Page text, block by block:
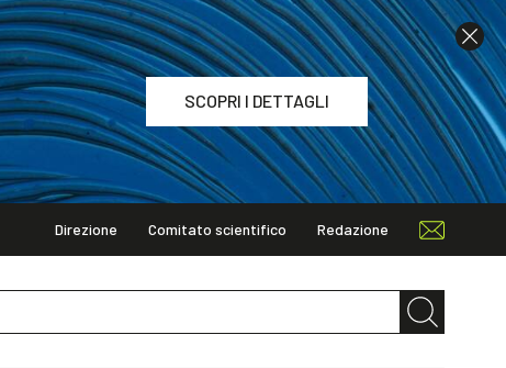
SCOPRI I DETTAGLI
Direzione Comitato scientifico Redazione